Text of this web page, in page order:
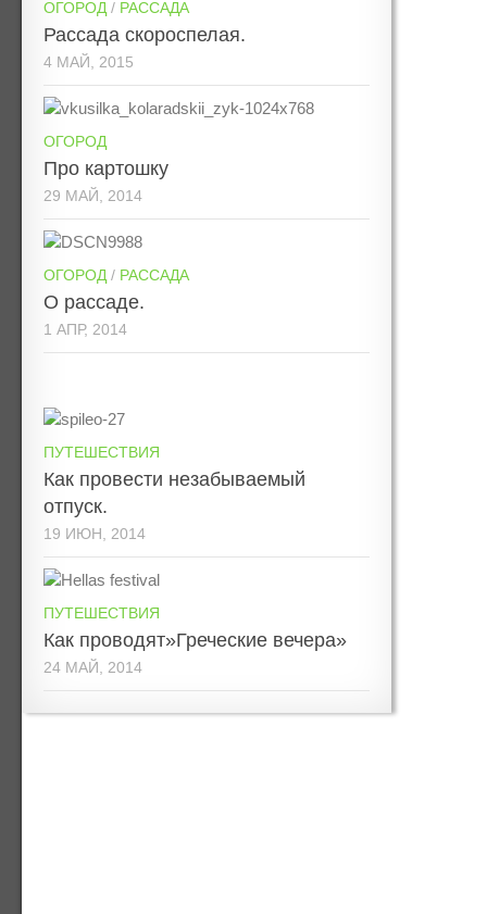
ОГОРОД / РАССАДА
Рассада скороспелая.
4 МАЙ, 2015
ОГОРОД
Про картошку
29 МАЙ, 2014
ОГОРОД / РАССАДА
О рассаде.
1 АПР, 2014
ПУТЕШЕСТВИЯ
Как провести незабываемый
отпуск.
19 ИЮН, 2014
ПУТЕШЕСТВИЯ
Как проводят»Греческие вечера»
24 МАЙ, 2014